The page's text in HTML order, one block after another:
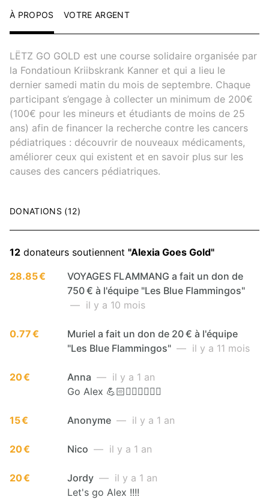
À PROPOS VOTRE ARGENT
LËTZ GO GOLD est une course solidaire organisée par
la Fondatioun Kriibskrank Kanner et qui a lieu le
dernier samedi matin du mois de septembre. Chaque
participant s’engage à collecter un minimum de 200€
(100€ pour les mineurs et étudiants de moins de 25
ans) afin de financer la recherche contre les cancers
pédiatriques : découvrir de nouveaux médicaments,
améliorer ceux qui existent et en savoir plus sur les
causes des cancers pédiatriques.
DONATIONS (12)
12 donateurs soutiennent "Alexia Goes Gold"
28.85 €
VOYAGES FLAMMANG a fait un don de
750 € à l'équipe "Les Blue Flammingos"
— il y a 10 mois
0.77 €
Muriel a fait un don de 20 € à l'équipe
"Les Blue Flammingos" — il y a 11 mois
20 € Anna — il y a 1 an
Go Alex 💪🏻🏃🏼‍♀️🏃🏼‍♀️
15 € Anonyme — il y a 1 an
20 € Nico — il y a 1 an
20 € Jordy — il y a 1 an
Let's go Alex !!!!